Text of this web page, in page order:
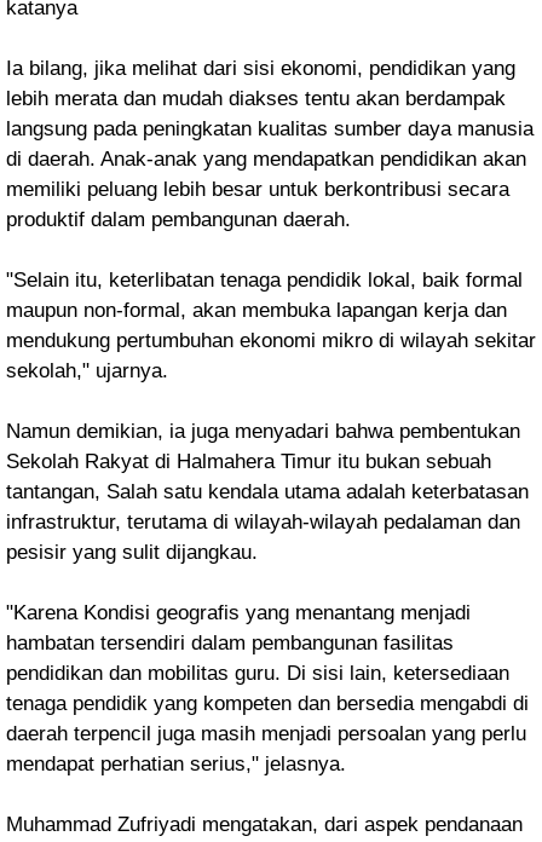
katanya
Ia bilang, jika melihat dari sisi ekonomi, pendidikan yang
lebih merata dan mudah diakses tentu akan berdampak
langsung pada peningkatan kualitas sumber daya manusia
di daerah. Anak-anak yang mendapatkan pendidikan akan
memiliki peluang lebih besar untuk berkontribusi secara
produktif dalam pembangunan daerah.
"Selain itu, keterlibatan tenaga pendidik lokal, baik formal
maupun non-formal, akan membuka lapangan kerja dan
mendukung pertumbuhan ekonomi mikro di wilayah sekitar
sekolah," ujarnya.
Namun demikian, ia juga menyadari bahwa pembentukan
Sekolah Rakyat di Halmahera Timur itu bukan sebuah
tantangan, Salah satu kendala utama adalah keterbatasan
infrastruktur, terutama di wilayah-wilayah pedalaman dan
pesisir yang sulit dijangkau.
"Karena Kondisi geografis yang menantang menjadi
hambatan tersendiri dalam pembangunan fasilitas
pendidikan dan mobilitas guru. Di sisi lain, ketersediaan
tenaga pendidik yang kompeten dan bersedia mengabdi di
daerah terpencil juga masih menjadi persoalan yang perlu
mendapat perhatian serius," jelasnya.
Muhammad Zufriyadi mengatakan, dari aspek pendanaan